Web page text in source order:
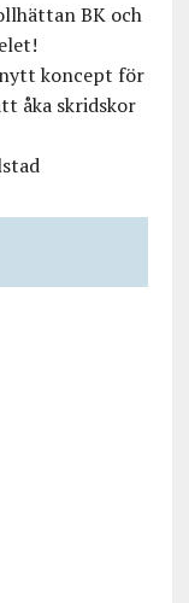
BK och
nytt koncept för
åka skridskor